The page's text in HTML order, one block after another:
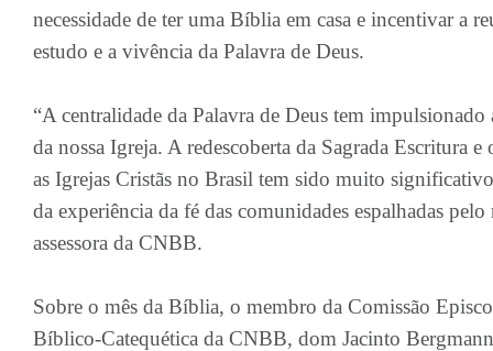
necessidade de ter uma Bíblia em casa e incentivar a
estudo e a vivência da Palavra de Deus.
“A centralidade da Palavra de Deus tem impulsionado
da nossa Igreja. A redescoberta da Sagrada Escritura
as Igrejas Cristãs no Brasil tem sido muito
da experiência da fé das comunidades espalhadas
assessora da CNBB.
Sobre o mês da Bíblia, o membro da Comissão
Bíblico-Catequética da CNBB, dom Jacinto